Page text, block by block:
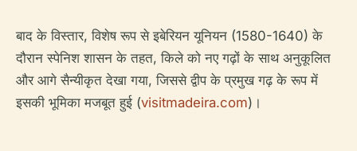
बाद के विस्तार, विशेष रूप से इबेरियन यूनियन (1580-1640) के
दौरान स्पेनिश शासन के तहत, किले को नए गढ़ों के साथ अनुकूलित
और आगे सैन्यीकृत देखा गया, जिससे द्वीप के प्रमुख गढ़ के रूप में
इसकी भूमिका मजबूत हुई (visitmadeira.com)।